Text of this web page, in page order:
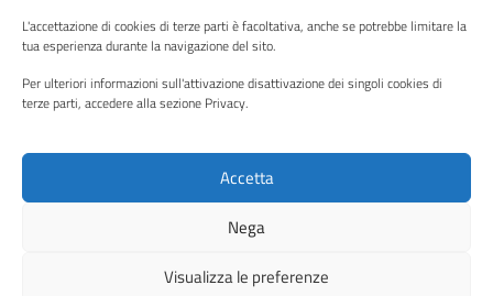
L'accettazione di cookies di terze parti è facoltativa, anche se potrebbe limitare la
tua esperienza durante la navigazione del sito.
Per ulteriori informazioni sull'attivazione disattivazione dei singoli cookies di
terze parti, accedere alla sezione Privacy.
Accetta
Nega
Visualizza le preferenze
Piano di miglioramento del sito
Instagram